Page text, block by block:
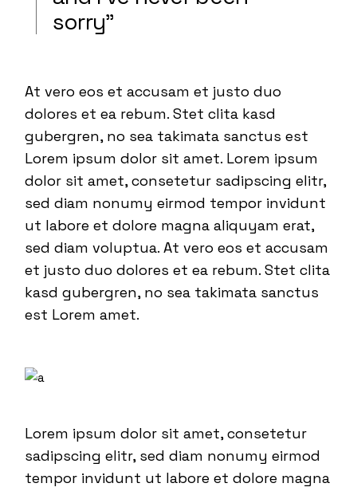
sorry”
At vero eos et accusam et justo duo
dolores et ea rebum. Stet clita kasd
gubergren, no sea takimata sanctus est
Lorem ipsum dolor sit amet. Lorem ipsum
dolor sit amet, consetetur sadipscing elitr,
sed diam nonumy eirmod tempor invidunt
ut labore et dolore magna aliquyam erat,
sed diam voluptua. At vero eos et accusam
et justo duo dolores et ea rebum. Stet clita
kasd gubergren, no sea takimata sanctus
est Lorem amet.
Lorem ipsum dolor sit amet, consetetur
sadipscing elitr, sed diam nonumy eirmod
tempor invidunt ut labore et dolore magna